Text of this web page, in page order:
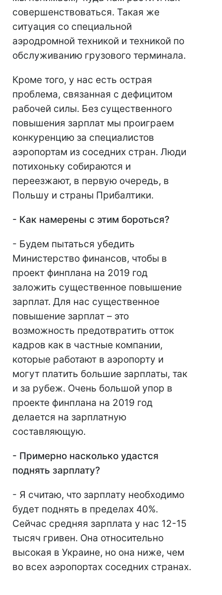
совершенствоваться. Такая же
ситуация со специальной
аэродромной техникой и техникой по
обслуживанию грузового терминала.
Кроме того, у нас есть острая
проблема, связанная с дефицитом
рабочей силы. Без существенного
повышения зарплат мы проиграем
конкуренцию за специалистов
аэропортам из соседних стран. Люди
потихоньку собираются и
переезжают, в первую очередь, в
Польшу и страны Прибалтики.
- Как намерены с этим бороться?
- Будем пытаться убедить
Министерство финансов, чтобы в
проект финплана на 2019 год
заложить существенное повышение
зарплат. Для нас существенное
повышение зарплат – это
возможность предотвратить отток
кадров как в частные компании,
которые работают в аэропорту и
могут платить большие зарплаты, так
и за рубеж. Очень большой упор в
проекте финплана на 2019 год
делается на зарплатную
составляющую.
- Примерно насколько удастся
поднять зарплату?
- Я считаю, что зарплату необходимо
будет поднять в пределах 40%.
Сейчас средняя зарплата у нас 12-15
тысяч гривен. Она относительно
высокая в Украине, но она ниже, чем
во всех аэропортах соседних странах.